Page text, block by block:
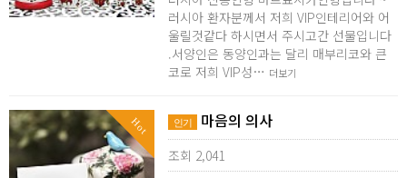
러시아 환자분께서 저희 VIP인테리어와 어
울릴것같다 하시면서 주시고간 선물입니다
.서양인은 동양인과는 달리 매부리코와 큰
코로 저희 VIP성… 더보기
Hot 인기 마음의 의사
조회 2,041